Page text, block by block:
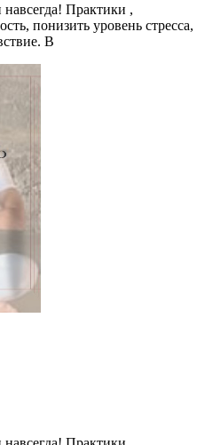
Практики ,
понизить уровень стресса,
В